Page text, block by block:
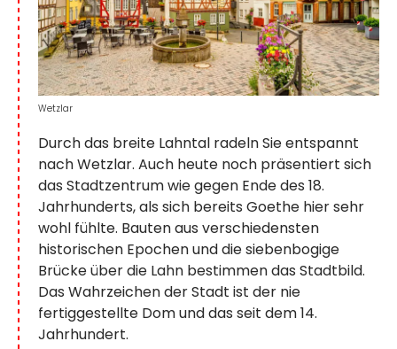
Durch das breite Lahntal radeln Sie entspannt
nach Wetzlar. Auch heute noch präsentiert sich
das Stadtzentrum wie gegen Ende des 18.
Jahrhunderts, als sich bereits Goethe hier sehr
wohl fühlte. Bauten aus verschiedensten
historischen Epochen und die siebenbogige
Brücke über die Lahn bestimmen das Stadtbild.
Das Wahrzeichen der Stadt ist der nie
fertiggestellte Dom und das seit dem 14.
Jahrhundert.
Wetzlar